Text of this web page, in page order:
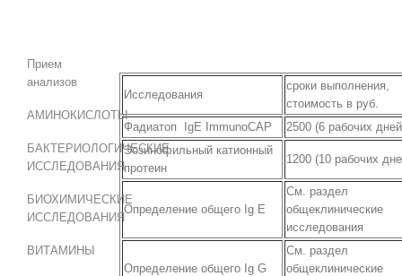
Исследования
сроки выполнения,
стоимость в руб.
Фадиатоп IgE ImmunoCAP
2500 (6 рабочих
Эозинофильный катионный
протеин
1200 (10 рабочих
Определение общего Ig E
См. раздел
общеклинические
исследования
Определение общего Ig G
См. раздел
общеклинические
Прием
анализов
АМИНОКИСЛОТЫ
БАКТЕРИОЛОГИЧЕСКИЕ
ИССЛЕДОВАНИЯ
БИОХИМИЧЕСКИЕ
ИССЛЕДОВАНИЯ
ВИТАМИНЫ